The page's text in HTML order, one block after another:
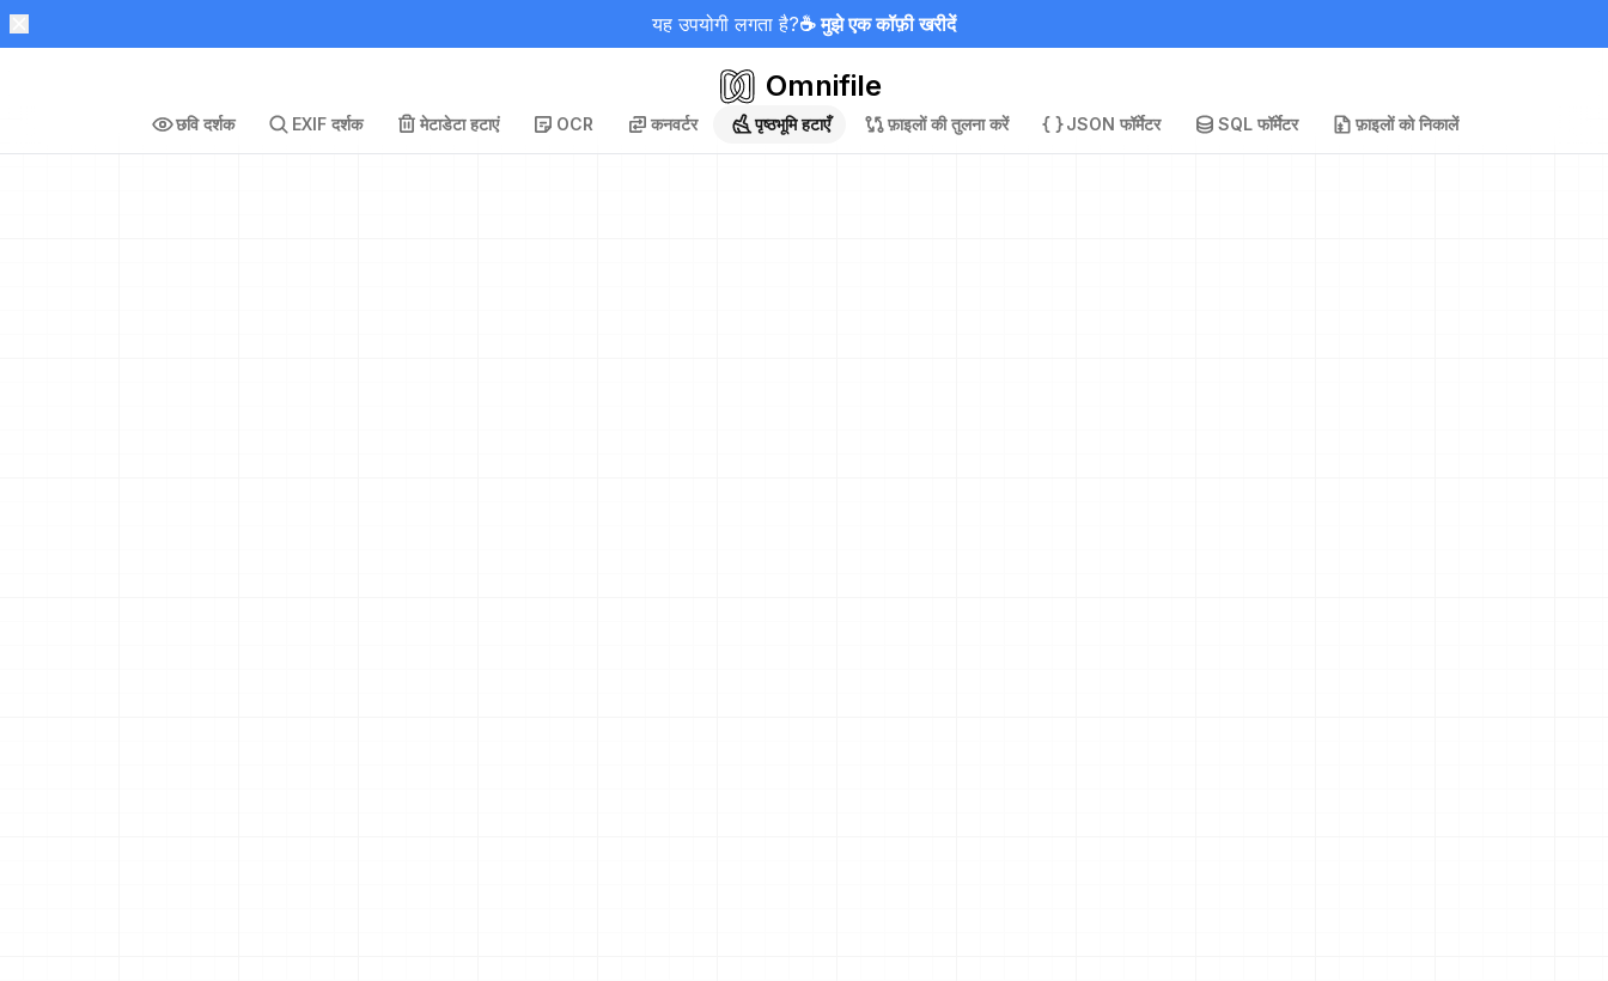
यह उपयोगी लगता है?☕ मुझे एक कॉफ़ी खरीदें
Omnifile
छवि दर्शक EXIF दर्शक मेटाडेटा हटाएं OCR कनवर्टर पृष्ठभूमि हटाएँ फ़ाइलों की तुलना करें JSON फॉर्मेटर SQL फॉर्मेटर फ़ाइलों को निकालें